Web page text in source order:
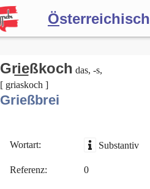
Österreichisch
Forum
Blog
Gri͟eßkoch das, -s,
[ griaskoch ]
Grießbrei
Wortart: Substantiv
Referenz: 0